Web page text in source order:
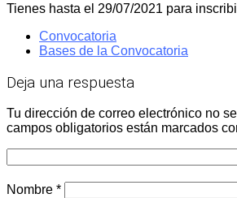
Tienes hasta el 29/07/2021 para
Convocatoria
Bases de la Convocatoria
Deja una respuesta
Tu dirección de correo electrónico no
campos obligatorios están marcados
Nombre *